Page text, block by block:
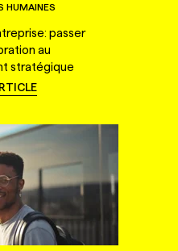
HUMAINES
passer
au
stratégique